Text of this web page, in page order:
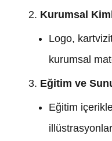
Kurumsal
Logo,
kurumsal
Eğitim ve
Eğitim